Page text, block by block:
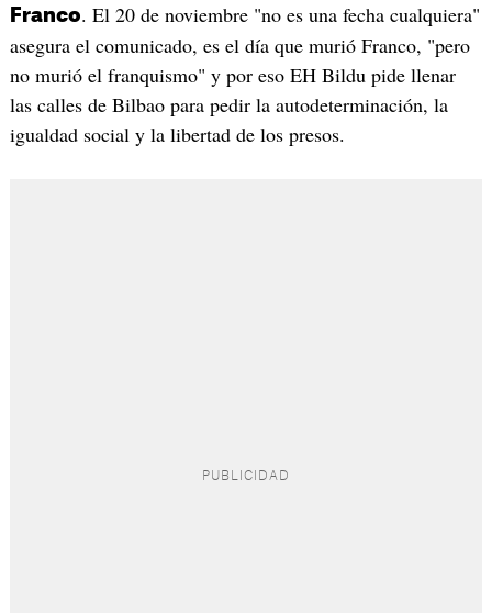
Franco. El 20 de noviembre "no es una fecha cualquiera"
asegura el comunicado, es el día que murió Franco, "pero
no murió el franquismo" y por eso EH Bildu pide llenar
las calles de Bilbao para pedir la autodeterminación, la
igualdad social y la libertad de los presos.